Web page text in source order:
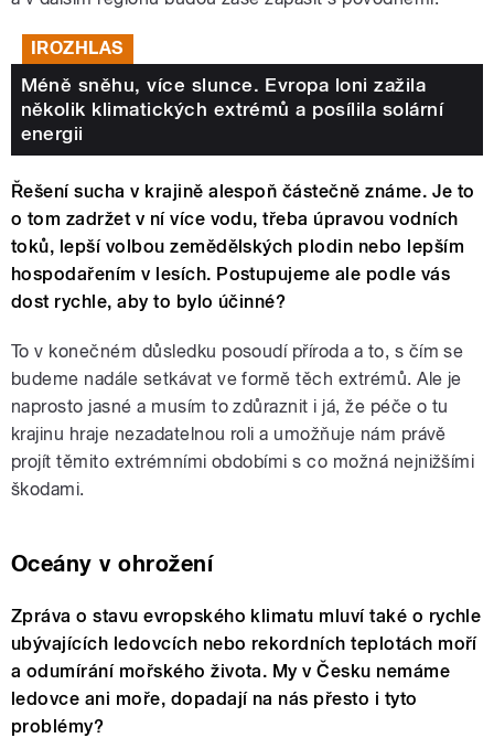
IROZHLAS
Méně sněhu, více slunce. Evropa loni zažila
několik klimatických extrémů a posílila solární
energii
Řešení sucha v krajině alespoň částečně známe. Je to
o tom zadržet v ní více vodu, třeba úpravou vodních
toků, lepší volbou zemědělských plodin nebo lepším
hospodařením v lesích. Postupujeme ale podle vás
dost rychle, aby to bylo účinné?
To v konečném důsledku posoudí příroda a to, s čím se
budeme nadále setkávat ve formě těch extrémů. Ale je
naprosto jasné a musím to zdůraznit i já, že péče o tu
krajinu hraje nezadatelnou roli a umožňuje nám právě
projít těmito extrémními obdobími s co možná nejnižšími
škodami.
Oceány v ohrožení
Zpráva o stavu evropského klimatu mluví také o rychle
ubývajících ledovcích nebo rekordních teplotách moří
a odumírání mořského života. My v Česku nemáme
ledovce ani moře, dopadají na nás přesto i tyto
problémy?